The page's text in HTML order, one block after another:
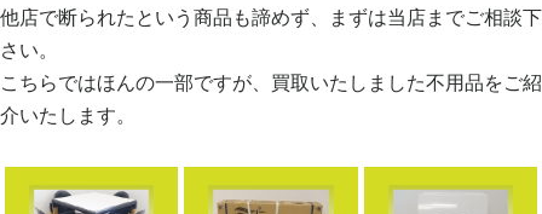
他店で断られたという商品も諦めず、まずは当店までご相談下
さい。
こちらではほんの一部ですが、買取いたしました不用品をご紹
介いたします。